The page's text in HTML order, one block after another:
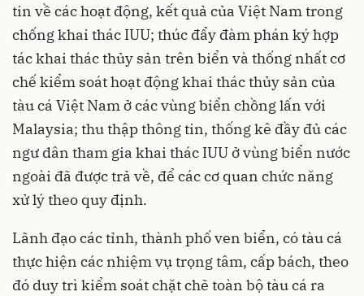
tin về các hoạt động, kết quả của Việt Nam trong
chống khai thác IUU; thúc đẩy đàm phán ký hợp
tác khai thác thủy sản trên biển và thống nhất cơ
chế kiểm soát hoạt động khai thác thủy sản của
tàu cá Việt Nam ở các vùng biển chồng lấn với
Malaysia; thu thập thông tin, thống kê đầy đủ các
ngư dân tham gia khai thác IUU ở vùng biển nước
ngoài đã được trả về, để các cơ quan chức năng
xử lý theo quy định.
Lãnh đạo các tỉnh, thành phố ven biển, có tàu cá
thực hiện các nhiệm vụ trọng tâm, cấp bách, theo
đó duy trì kiểm soát chặt chẽ toàn bộ tàu cá ra